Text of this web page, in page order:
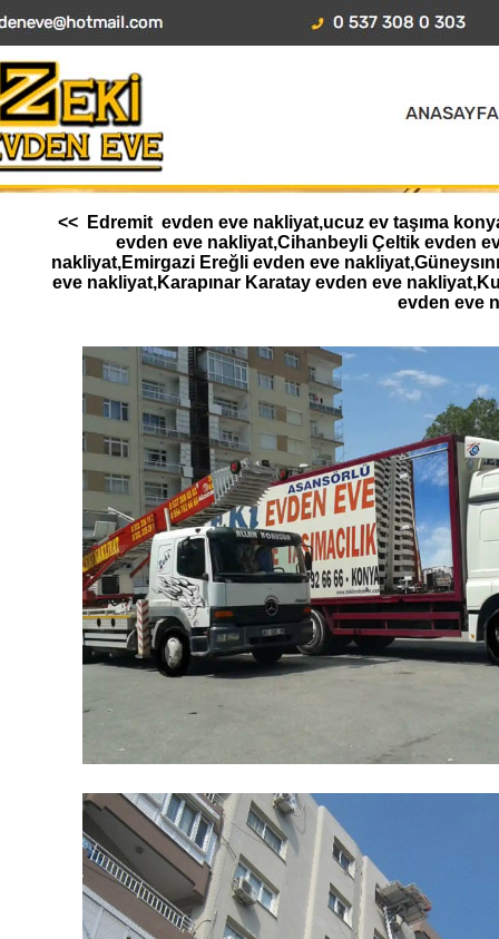
<< Edremit evden eve nakliyat,ucuz ev taşıma
evden eve nakliyat,Cihanbeyli Çeltik evden
nakliyat,Emirgazi Ereğli evden eve
eve nakliyat,Karapınar Karatay evden eve
evden eve